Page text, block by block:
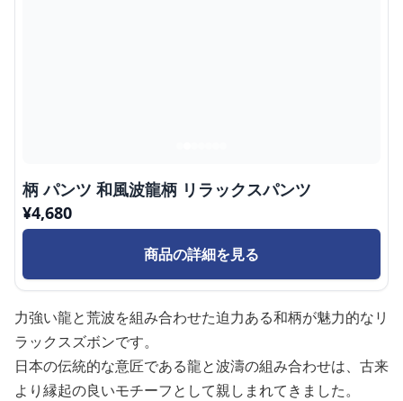
柄 パンツ 和風波龍柄 リラックスパンツ
¥4,680
商品の詳細を見る
力強い龍と荒波を組み合わせた迫力ある和柄が魅力的なリ
ラックスズボンです。
日本の伝統的な意匠である龍と波濤の組み合わせは、古来
より縁起の良いモチーフとして親しまれてきました。